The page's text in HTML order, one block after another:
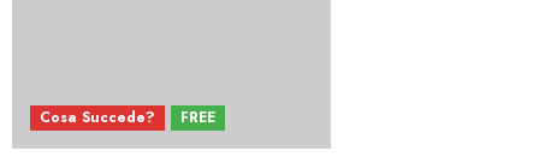
Cosa Succede? FREE